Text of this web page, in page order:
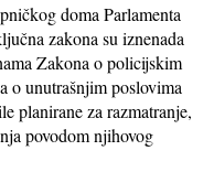
doma Parlamenta
zakona su iznenada
Zakona o policijskim
o unutrašnjim poslovima
planirane za razmatranje,
povodom njihovog